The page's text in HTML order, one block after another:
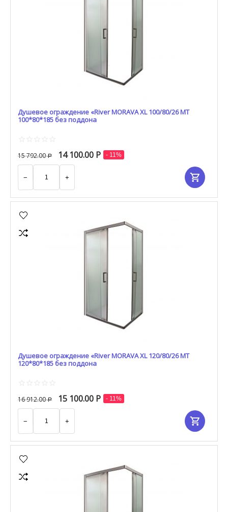
Душевое ограждение «River MORAVA XL 100/80/26 МТ
100*80*185 без поддона
15 792.00 Р 14 100.00 Р - 11%
+
−
Душевое ограждение «River MORAVA XL 120/80/26 МТ
120*80*185 без поддона
16 912.00 Р 15 100.00 Р - 11%
+
−